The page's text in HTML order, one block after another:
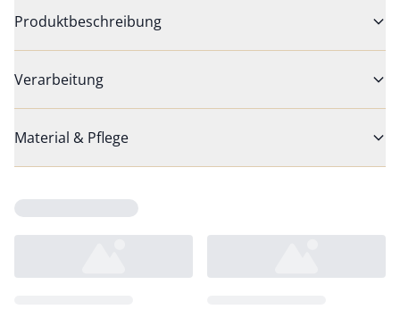
Produktbeschreibung
Verarbeitung
Material & Pflege